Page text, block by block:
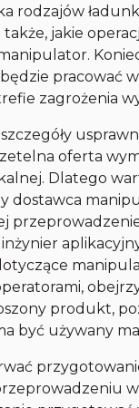
rodzajów
także, jakie
pracować
zagrożenia
oferta
Dlatego
dostawca
produkt,
być używany